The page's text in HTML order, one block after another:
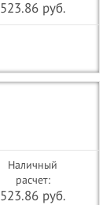
523.86 руб.
Наличный
расчет:
523.86 руб.